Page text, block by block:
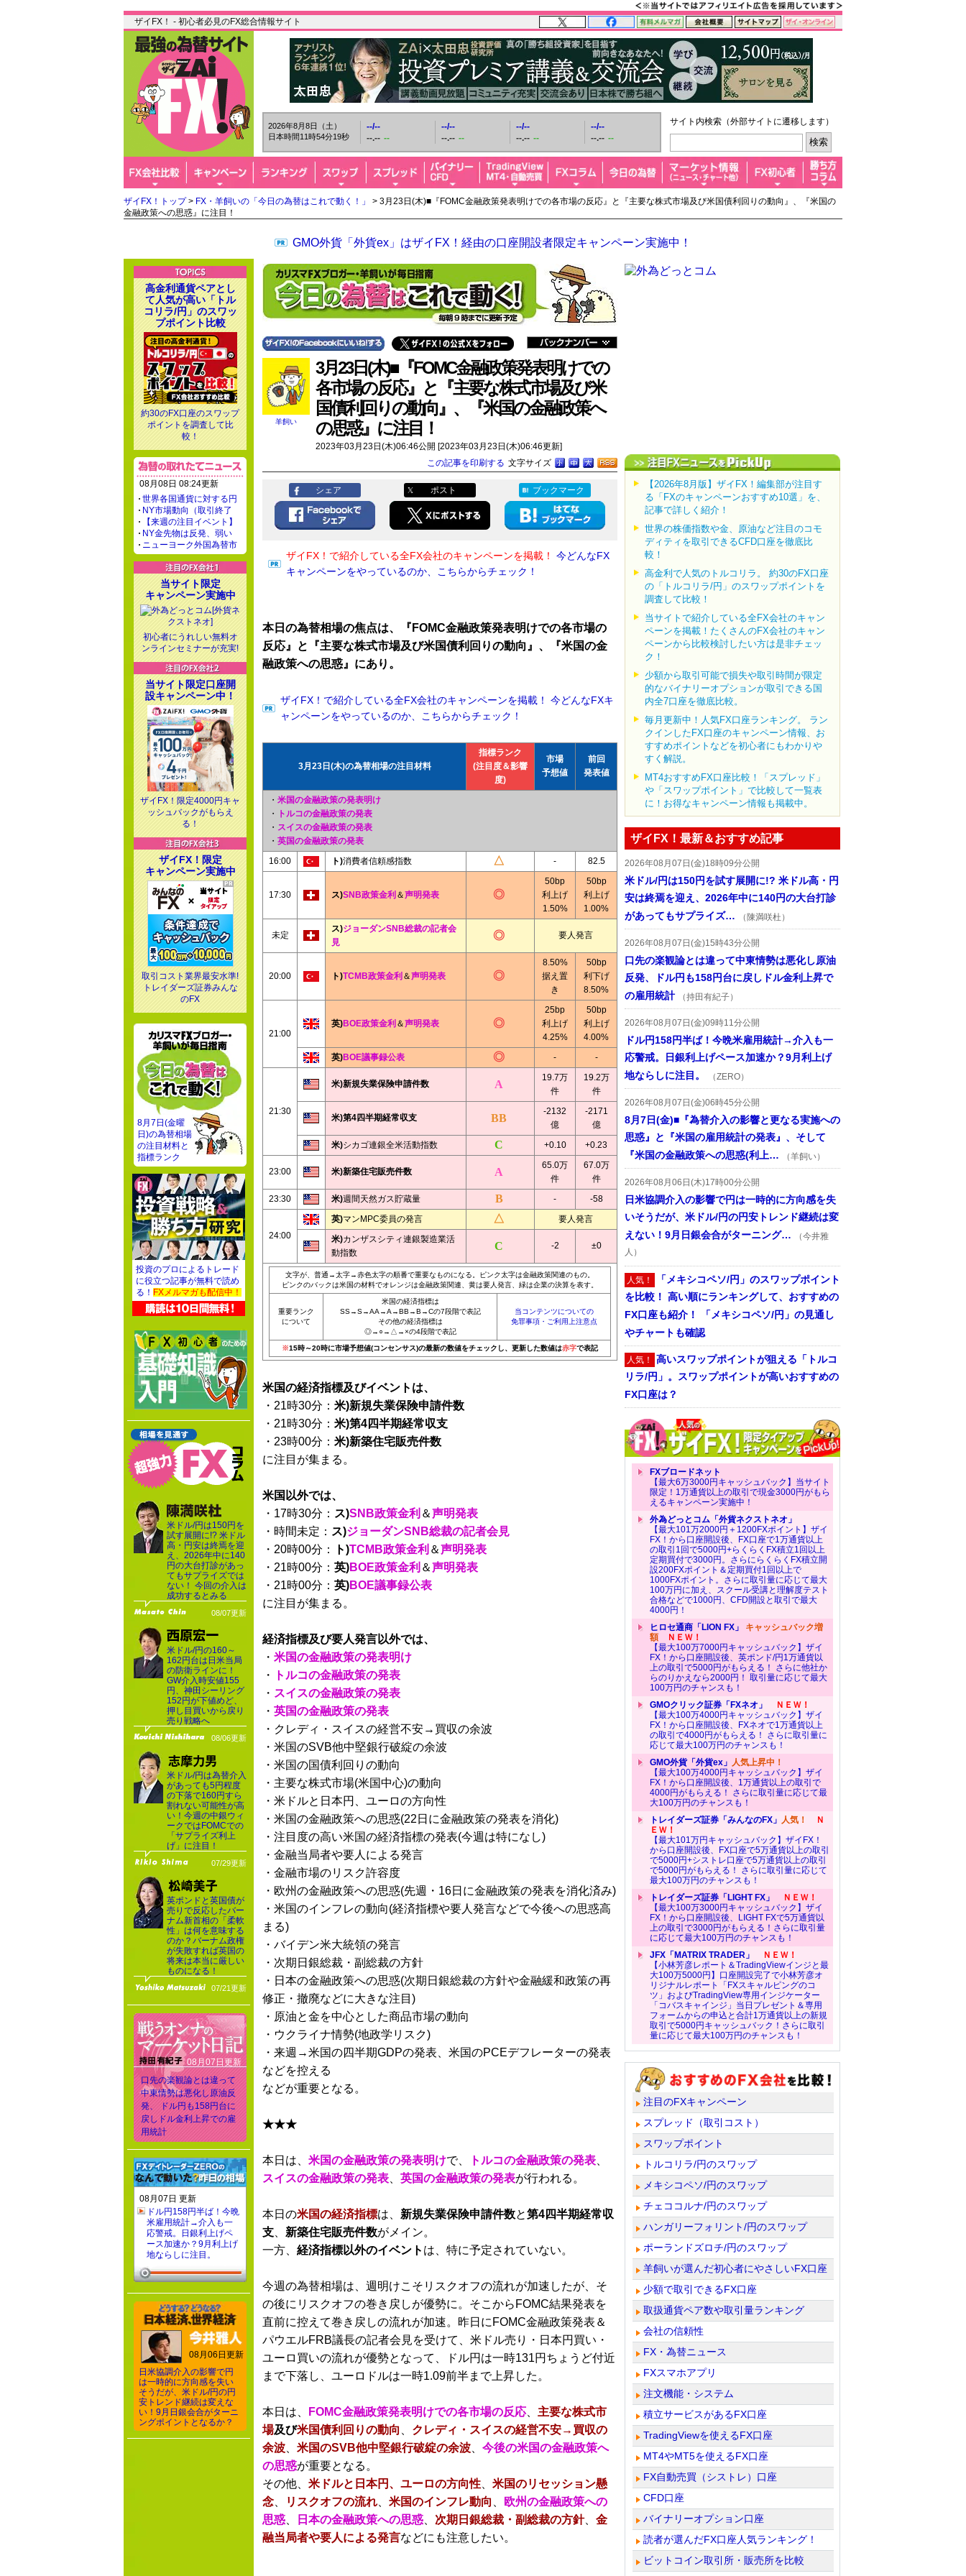
ザイFX！ - 初心者必見のFX総合情報サイト
2026年8月8日（土）
日本時間11時54分20秒
--/--
--.-- --
--/--
--.-- --
--/--
--.-- --
--/--
--.-- --
サイト内検索（外部サイトに遷移します）
ザイFX！トップ> FX・羊飼いの「今日の為替はこれで動く！」
> 3月23日(木)■『FOMC金融政策発表明けでの各市場の反応』と『主要な株式市場及び米国債利回りの動向』、『米国の
金融政策への思惑』に注目！
GMO外貨「外貨ex」はザイFX！経由の口座開設者限定キャンペーン実施中！
羊飼い
3月23日(木)■『FOMC金融政策発表明けでの
各市場の反応』と『主要な株式市場及び米
国債利回りの動向』、『米国の金融政策へ
の思惑』に注目！
2023年03月23日(木)06:46公開 [2023年03月23日(木)06:46更新]
文字サイズ
この記事を印刷する
シェア ポスト ブックマーク
ザイFX！で紹介している全FX会社のキャンペーンを掲載！
今どんなFX
キャンペーンをやっているのか、こちらからチェック！
本日の為替相場の焦点は、『FOMC金融政策発表明けでの各市場の
反応』と『主要な株式市場及び米国債利回りの動向』、『米国の金
融政策への思惑』にあり。
ザイFX！で紹介している全FX会社のキャンペーンを掲載！ 今どんなFXキ
ャンペーンをやっているのか、こちらからチェック！
3月23日(木)の為替相場の注目材料
指標ランク
(注目度＆影響
度)
市場
予想値
前回
発表値
・ 米国の金融政策の発表明け
・
トルコの金融政策の発表
・ スイスの金融政策の発表
・ 英国の金融政策の発表
16:00
ト)消費者信頼感指数 - 82.5
17:30 ス)SNB政策金利 ＆声明発表
50bp
利上げ
1.50%
50bp
利上げ
1.00%
未定
ス)ジョーダンSNB総裁の記者会
見
要人発言
20:00 ト)TCMB政策金利 ＆声明発表
8.50%
据え置
き
50bp
利下げ
8.50%
21:00
英)BOE政策金利 ＆声明発表
25bp
利上げ
4.25%
50bp
利上げ
4.00%
英)BOE議事録公表 - -
21:30
米)新規失業保険申請件数
19.7万
件
19.2万
件
米)第4四半期経常収支
-2132
億
-2171
億
米)シカゴ連銀全米活動指数 +0.10 +0.23
23:00 米)新築住宅販売件数
65.0万
件
67.0万
件
23:30
米)週間天然ガス貯蔵量 - -58
24:00
英)マンMPC委員の発言
要人発言
米)カンザスシティ連銀製造業活
動指数
-2 ±0
文字が、普通→太字→赤色太字の順番で重要なものになる。ピンク太字は金融政策関連のもの。
ピンクのバックは米国の材料でオレンジは金融政策関連、黄は要人発言、緑は企業の決算を表す。
重要ランク
について
米国の経済指標は
SS→S→AA→A→BB→B→Cの7段階で表記
その他の経済指標は
◎→○→△→×の4段階で表記
当コンテンツについての
免罪事項・ご利用上注意点
※15時～20時に市場予想値(コンセンサス)の最新の数値をチェックし、更新した数値は赤字で表記
米国の経済指標及びイベントは、
・21時30分： 米)新規失業保険申請件数
・21時30分： 米)第4四半期経常収支
・23時00分： 米)新築住宅販売件数
に注目が集まる。
米国以外では、
・17時30分： ス)SNB政策金利 ＆声明発表
・時間未定： ス)ジョーダンSNB総裁の記者会見
・20時00分：
ト)TCMB政策金利 ＆声明発表
・21時00分： 英)BOE政策金利 ＆声明発表
・21時00分： 英)BOE議事録公表
に注目が集まる。
経済指標及び要人発言以外では、
・ 米国の金融政策の発表明け
・
トルコの金融政策の発表
・ スイスの金融政策の発表
・ 英国の金融政策の発表
・クレディ・スイスの経営不安→買収の余波
・米国のSVB他中堅銀行破綻の余波
・米国の国債利回りの動向
・主要な株式市場(米国中心)の動向
・米ドルと日本円、ユーロの方向性
・米国の金融政策への思惑(22日に金融政策の発表を消化)
・注目度の高い米国の経済指標の発表(今週は特になし)
・金融当局者や要人による発言
・金融市場のリスク許容度
・欧州の金融政策への思惑(先週・16日に金融政策の発表を消化済み)
・米国のインフレの動向(経済指標や要人発言などで今後への思惑高
まる)
・バイデン米大統領の発言
・次期日銀総裁・副総裁の方針
・日本の金融政策への思惑(次期日銀総裁の方針や金融緩和政策の再
修正・撤廃などに大きな注目)
・原油と金を中心とした商品市場の動向
・ウクライナ情勢(地政学リスク)
・来週→米国の四半期GDPの発表、米国のPCEデフレーターの発表
などを控える
などが重要となる。
★★★
本日は、 米国の金融政策の発表明けで、 トルコの金融政策の発表
スイスの金融政策の発表
英国の金融政策の発表が行われる。
本日の米国の経済指標は、 新規失業保険申請件数と第4四半期経常収
支
新築住宅販売件数がメイン。
一方、 経済指標以外のイベント は、特に予定されていない。
今週の為替相場は、週明けこそリスクオフの流れが加速したが、そ
の後にリスクオフの巻き戻しが優勢に。そこからFOMC結果発表を
直前に控えて巻き戻しの流れが加速。昨日にFOMC金融政策発表＆
パウエルFRB議長の記者会見を受けて、米ドル売り・日本円買い・
ユーロ買いの流れが優勢となって、ドル円は一時131円ちょうど付近
まで下落し、ユーロドルは一時1.09前半まで上昇した。
本日は、 FOMC金融政策発表明けでの各市場の反応
主要な株式市
場及び米国債利回りの動向
クレディ・スイスの経営不安→買収の
余波
米国のSVB他中堅銀行破綻の余波
今後の米国の金融政策へ
の思惑が重要となる。
その他、 米ドルと日本円、ユーロの方向性
米国のリセッション懸
念
リスクオフの流れ 米国のインフレ動向
欧州の金融政策への
思惑
日本の金融政策への思惑 次期日銀総裁・副総裁の方針、 金
融当局者や要人による発言などにも注意したい。
【2026年8月版】ザイFX！編集部が注目す
る「FXのキャンペーンおすすめ10選」を、
記事で詳しく紹介！
世界の株価指数や金、原油など注目のコモ
ディティを取引できるCFD口座を徹底比
較！
高金利で人気のトルコリラ。 約30のFX口座
の「トルコリラ/円」のスワップポイントを
調査して比較！
当サイトで紹介している全FX会社のキャン
ペーンを掲載！たくさんのFX会社のキャン
ペーンから比較検討したい方は是非チェッ
ク！
少額から取引可能で損失や取引時間が限定
的なバイナリーオプションが取引できる国
内全7口座を徹底比較。
毎月更新中！人気FX口座ランキング。 ラン
クインしたFX口座のキャンペーン情報、お
すすめポイントなどを初心者にもわかりや
すく解説。
MT4おすすめFX口座比較！「スプレッド」
や「スワップポイント」で比較して一覧表
に！お得なキャンペーン情報も掲載中。
ザイFX！最新＆おすすめ記事
2026年08月07日(金)18時09分公開
米ドル/円は150円を試す展開に!? 米ドル高・円
安は終焉を迎え、2026年中に140円の大台打診
があってもサプライズ…
（陳満咲杜）
2026年08月07日(金)15時43分公開
口先の楽観論とは違って中東情勢は悪化し原油
反発、ドル円も158円台に戻しドル金利上昇で
の雇用統計
（持田有紀子）
2026年08月07日(金)09時11分公開
ドル円158円半ば！今晩米雇用統計→介入も一
応警戒。日銀利上げペース加速か？9月利上げ
地ならしに注目。
（ZERO）
2026年08月07日(金)06時45分公開
8月7日(金)■『為替介入の影響と更なる実施への
思惑』と『米国の雇用統計の発表』、そして
『米国の金融政策への思惑(利上…
（羊飼い）
2026年08月06日(木)17時00分公開
日米協調介入の影響で円は一時的に方向感を失
いそうだが、米ドル/円の円安トレンド継続は変
えない！9月日銀会合がターニング…
（今井雅
人）
人気！ 「メキシコペソ/円」のスワップポイント
を比較！ 高い順にランキングして、おすすめの
FX口座も紹介！ 「メキシコペソ/円」の見通し
やチャートも確認
人気！ 高いスワップポイントが狙える「トルコ
リラ/円」。スワップポイントが高いおすすめの
FX口座は？
FXブロードネット
【最大6万3000円キャッシュバック】当サイト
限定！1万通貨以上の取引で現金3000円がもら
えるキャンペーン実施中！
外為どっとコム「外貨ネクストネオ」
【最大101万2000円＋1200FXポイント】ザイ
FX！から口座開設後、FX口座で1万通貨以上
の取引1回で5000円+らくらくFX積立1回以上
定期買付で3000円。さらにらくらくFX積立開
設200FXポイント＆定期買付1回以上で
1000FXポイント。さらに取引量に応じて最大
100万円に加え、スクール受講と理解度テスト
合格などで1000円、CFD開設と取引で最大
4000円！
ヒロセ通商「LION FX」 キャッシュバック増
額ＮＥＷ！
【最大100万7000円キャッシュバック】ザイ
FX！から口座開設後、英ポンド/円1万通貨以
上の取引で5000円がもらえる！ さらに他社か
らのりかえなら2000円！ 取引量に応じて最大
100万円のチャンスも！
GMOクリック証券「FXネオ」
ＮＥＷ！
【最大100万4000円キャッシュバック】ザイ
FX！から口座開設後、FXネオで1万通貨以上
の取引で4000円がもらえる！ さらに取引量に
応じて最大100万円のチャンスも！
GMO外貨「外貨ex」 人気上昇中！
【最大100万4000円キャッシュバック】ザイ
FX！から口座開設後、1万通貨以上の取引で
4000円がもらえる！ さらに取引量に応じて最
大100万円のチャンスも！
トレイダーズ証券「みんなのFX」 人気！
Ｎ
ＥＷ！
【最大101万円キャッシュバック】ザイFX！
から口座開設後、FX口座で5万通貨以上の取引
で5000円+シストレ口座で5万通貨以上の取引
で5000円がもらえる！ さらに取引量に応じて
最大100万円のチャンスも！
トレイダーズ証券「LIGHT FX」
ＮＥＷ！
【最大100万3000円キャッシュバック】ザイ
FX！から口座開設後、LIGHT FXで5万通貨以
上の取引で3000円がもらえる！さらに取引量
に応じて最大100万円のチャンスも！
JFX「MATRIX TRADER」
ＮＥＷ！
【小林芳彦レポート＆TradingViewインジと最
大100万5000円】口座開設完了で小林芳彦オ
リジナルレポート「FXスキャルピングのコ
ツ」およびTradingView専用インジケーター
「コバスキャインジ」当日プレゼント＆専用
フォームからの申込と合計1万通貨以上の新規
取引で5000円キャッシュバック！さらに取引
量に応じて最大100万円のチャンスも！
注目のFXキャンペーン
スプレッド（取引コスト）
スワップポイント
トルコリラ/円のスワップ
メキシコペソ/円のスワップ
チェココルナ/円のスワップ
ハンガリーフォリント/円のスワップ
ポーランドズロチ/円のスワップ
羊飼いが選んだ初心者にやさしいFX口座
少額で取引できるFX口座
取扱通貨ペア数や取引量ランキング
会社の信頼性
FX・為替ニュース
FXスマホアプリ
注文機能・システム
積立サービスがあるFX口座
TradingViewを使えるFX口座
MT4やMT5を使えるFX口座
FX自動売買（シストレ）口座
CFD口座
バイナリーオプション口座
読者が選んだFX口座人気ランキング！
ビットコイン取引所・販売所を比較
高金利通貨ペアとし
て人気が高い「トル
コリラ/円」のスワッ
プポイント比較
約30のFX口座のスワップ
ポイントを調査して比
較！
08月08日 08:24更新
世界各国通貨に対する円
NY市場動向（取引終了
【来週の注目イベント】
NY金先物は反発、弱い
ニューヨーク外国為替市
当サイト限定
キャンペーン実施中
初心者にうれしい無料オ
ンラインセミナーが充実!
当サイト限定口座開
設キャンペーン中！
ザイFX！限定4000円キャ
ッシュバックがもらえ
る！
ザイFX！限定
キャンペーン実施中
取引コスト業界最安水準!
トレイダーズ証券みんな
のFX
8月7日(金曜
日)の為替相場
の注目材料と
指標ランク
投資のプロによるトレード
に役立つ記事が無料で読め
る！ FXメルマガも配信中！
米ドル/円は150円を
試す展開に!? 米ドル
高・円安は終焉を迎
え、2026年中に140
円の大台打診があっ
てもサプライズでは
ない！ 今回の介入は
成功するとみる
08/07更新
米ドル/円の160～
162円台は日米当局
の防衛ラインに！
GW介入時安値155
円、神田シーリング
152円が下値めど、
押し目買いから戻り
売り戦略へ
08/06更新
米ドル/円は為替介入
があっても5円程度
の下落で160円すら
割れない可能性が高
い！今週の中銀ウィ
ークではFOMCでの
「サプライズ利上
げ」に注目！
07/29更新
英ポンドと英国債が
売りで反応したバー
ナム新首相の「柔軟
性」は何を意味する
のか？バーナム政権
が失敗すれば英国の
将来は本当に厳しい
ものになる！
07/21更新
08月07日更新
口先の楽観論とは違って
中東情勢は悪化し原油反
発、 ドル円も158円台に
戻しドル金利上昇での雇
用統計
08月07日 更新
ドル円158円半ば！今晩
米雇用統計→介入も一
応警戒。日銀利上げペ
ース加速か？9月利上げ
地ならしに注目。
08月06日更新
日米協調介入の影響で円
は一時的に方向感を失い
そうだが、米ドル/円の円
安トレンド継続は変えな
い！9月日銀会合がターニ
ングポイントとなるか？